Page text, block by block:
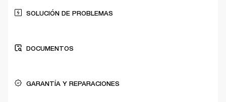
SOLUCIÓN DE PROBLEMAS
DOCUMENTOS
GARANTÍA Y REPARACIONES